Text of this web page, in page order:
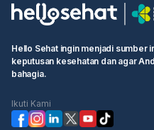
Hello Sehat ingin menjadi sumber
keputusan kesehatan dan agar
bahagia.
Ikuti Kami